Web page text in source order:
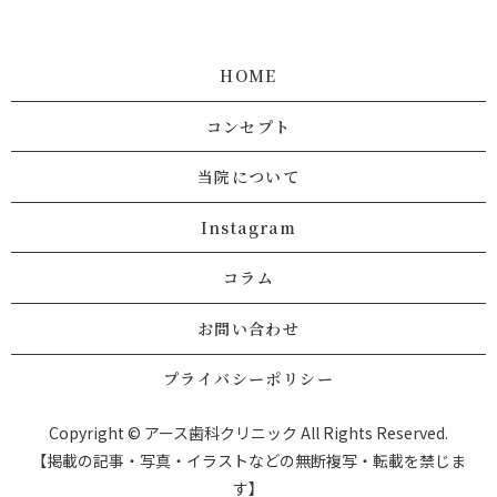
HOME
コンセプト
当院について
Instagram
コラム
お問い合わせ
プライバシーポリシー
Copyright © アース歯科クリニック All Rights Reserved.
【掲載の記事・写真・イラストなどの無断複写・転載を禁じま
す】